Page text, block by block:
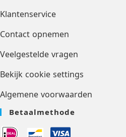
Klantenservice
Contact opnemen
Veelgestelde vragen
Bekijk cookie settings
Algemene voorwaarden
Betaalmethode